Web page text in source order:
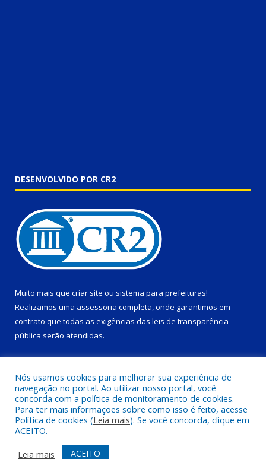
DESENVOLVIDO POR CR2
Muito mais que criar site ou sistema para prefeituras!
Realizamos uma assessoria completa, onde garantimos em
contrato que todas as exigências das leis de transparência
pública serão atendidas.
Todos os direitos reservados a Prefeitura Municipal de Ponta de
Nós usamos cookies para melhorar sua experiência de
navegação no portal. Ao utilizar nosso portal, você
concorda com a política de monitoramento de cookies.
Para ter mais informações sobre como isso é feito, acesse
Política de cookies (Leia mais). Se você concorda, clique em
ACEITO.
Leia mais
ACEITO